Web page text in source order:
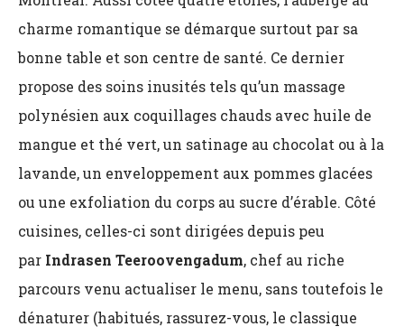
charme romantique se démarque surtout par sa
bonne table et son centre de santé. Ce dernier
propose des soins inusités tels qu’un massage
polynésien aux coquillages chauds avec huile de
mangue et thé vert, un satinage au chocolat ou à la
lavande, un enveloppement aux pommes glacées
ou une exfoliation du corps au sucre d’érable. Côté
cuisines, celles-ci sont dirigées depuis peu
par Indrasen Teeroovengadum, chef au riche
parcours venu actualiser le menu, sans toutefois le
dénaturer (habitués, rassurez-vous, le classique